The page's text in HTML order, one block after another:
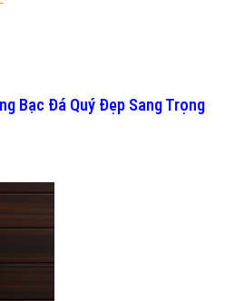
Bạc Đá Quý Đẹp Sang Trọng